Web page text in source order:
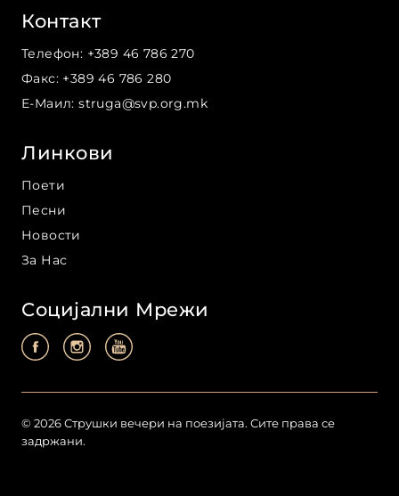
Контакт
Телефон: +389 46 786 270
Факс: +389 46 786 280
Е-Маил: struga@svp.org.mk
Линкови
Поети
Песни
Новости
За Нас
Социјални Мрежи
© 2026Струшки вечери на поезијата. Сите права се
задржани.